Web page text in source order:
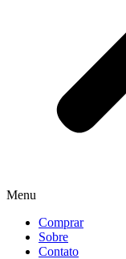
Menu
Comprar
Sobre
Contato